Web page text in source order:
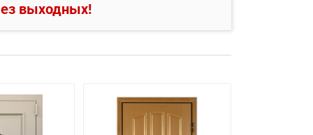
выходных!